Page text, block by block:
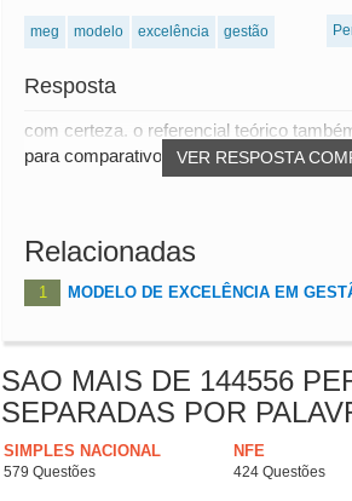
meg modelo excelência gestão
Resposta
VER RESPOSTA
com certeza. o referencial teórico
para comparativo
Relacionadas
1 MODELO DE EXCELÊNCIA EM
SAO MAIS DE 144556
SEPARADAS POR
SIMPLES NACIONAL
579 Questões
NFE
424 Questões